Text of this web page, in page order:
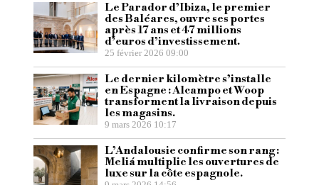
Le Parador d’Ibiza, le premier
des Baléares, ouvre ses portes
après 17 ans et 47 millions
d’euros d’investissement.
25 février 2026 09:00
Le dernier kilomètre s’installe
en Espagne : Alcampo et Woop
transforment la livraison depuis
les magasins.
9 mars 2026 10:17
L’Andalousie confirme son rang :
Meliá multiplie les ouvertures de
luxe sur la côte espagnole.